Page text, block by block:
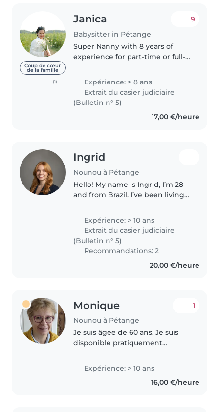
Coup de cœur
de la famille
(1)
Janica
Babysitter in Pétange
9
Super Nanny with 8 years of
experience for part-time or full-
Janica, 30, from the Philippines,
currently living in Luxembourg. I
have 8 years experience..
Expérience: > 8 ans
Extrait du casier judiciaire
(Bulletin n° 5)
17,00 €/heure
Ingrid
Nounou à Pétange
Hello! My name is Ingrid, I’m 28
and from Brazil. I’ve been living
Switzerland, Austria, and now
Luxembourg. I’ve cared..
Expérience: > 10 ans
Extrait du casier judiciaire
(Bulletin n° 5)
Recommandations: 2
20,00 €/heure
Monique
Nounou à Pétange
1
Je suis âgée de 60 ans. Je suis
disponible pratiquement
actuellement des enfants en
France et à Luxembourg. Je
cherche un minimum de durée
Expérience: > 10 ans
16,00 €/heure